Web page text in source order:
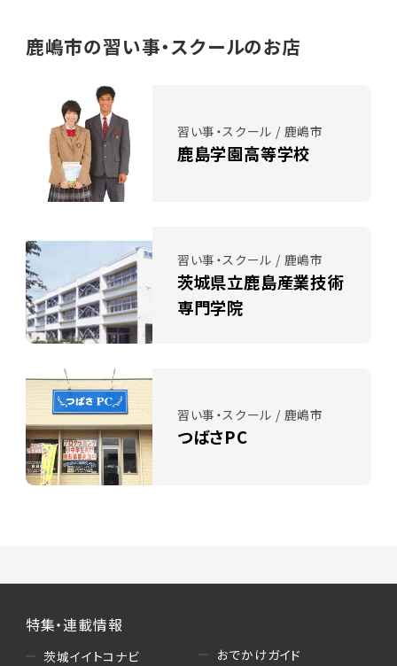
鹿嶋市の習い事・スクールのお店
習い事・スクール / 鹿嶋市
鹿島学園高等学校
習い事・スクール / 鹿嶋市
茨城県立鹿島産業技術
専門学院
習い事・スクール / 鹿嶋市
つばさPC
特集・連載情報
茨城イイトコナビ
おでかけガイド